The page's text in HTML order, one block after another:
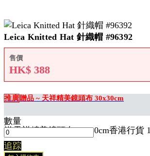
Leica Knitted Hat 針織帽 #96392
售價
HK$ 388
推廣贈品 ~ 天祥精美鏡頭布 30x30cm
送天祥精美鏡頭布 30x30cm香港行貨 1
數量
追踪